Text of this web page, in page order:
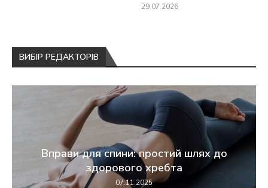
29.07.2026
ВИБІР РЕДАКТОРІВ
Вправи для спини: простий шлях до
здорового хребта
07.11.2025